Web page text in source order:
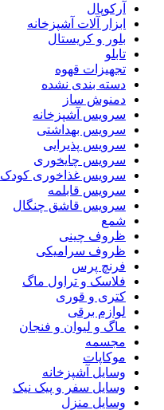
آرکوپال
ابزار آلات آشپزخانه
بلور و کریستال
تابلو
تجهیزات قهوه
دسته بندی نشده
دمنوش ساز
سرویس آشپزخانه
سرویس بهداشتی
سرویس پذیرایی
سرویس چایخوری
سرویس غذاخوری کودک
سرویس قابلمه
سرویس قاشق چنگال
شمع
ظروف چینی
ظروف سرامیکی
فرنچ پرس
فلاسک و تراول ماگ
کتری و قوری
لوازم برقی
ماگ و لیوان و فنجان
مجسمه
موکاپات
وسایل آشپزخانه
وسایل سفر و پیک نیک
وسایل منزل